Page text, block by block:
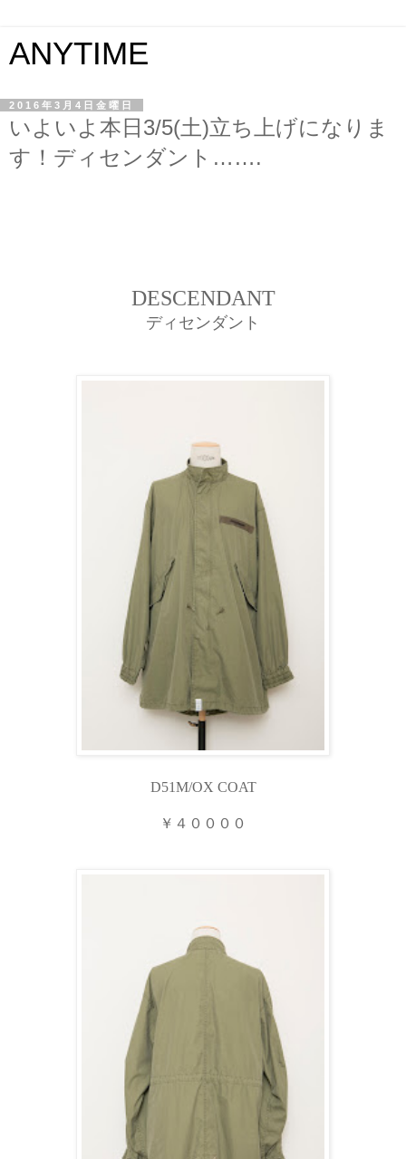
ANYTIME
2016年3月4日金曜日
いよいよ本日3/5(土)立ち上げになりま
す！ディセンダント…….
DESCENDANT
ディセンダント
D51M/OX COAT
￥４００００